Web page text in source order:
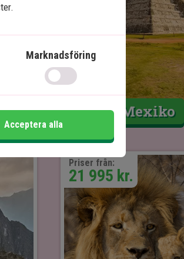
Mexiko
Priser från:
21 995 kr.
Marknadsföring
Acceptera alla